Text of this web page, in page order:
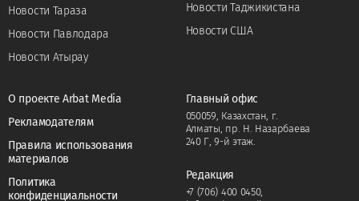
Новости Тараза
Новости Павлодара
Новости Атырау
Новости Таджикистана
Новости США
О проекте Arbat Media
Рекламодателям
Правила использования
материалов
Политика
конфиденциальности
Главный офис
050059, Казахстан, г.
Алматы, пр. Н. Назарбаева
240 Г, 9-й этаж.
Редакция
+7 (706) 400 0450,